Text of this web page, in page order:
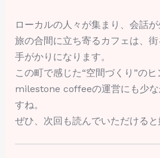
ローカルの人々が集まり、会話が
旅の合間に立ち寄るカフェは、
手がかりになります。
この町で感じた“空間づくり”の
milestone coffeeの運営にも少な
すね。
ぜひ、次回も読んでいただけると